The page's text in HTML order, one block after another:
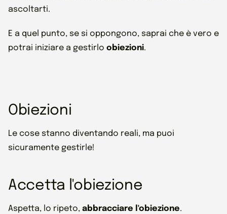
ascoltarti.
E a quel punto, se si oppongono, saprai che è vero e
potrai iniziare a gestirlo obiezioni.
Obiezioni
Le cose stanno diventando reali, ma puoi
sicuramente gestirle!
Accetta l'obiezione
Aspetta, lo ripeto, abbracciare l'obiezione.